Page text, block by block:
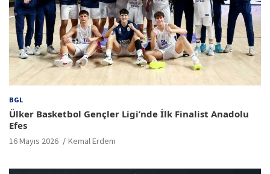
BGL
Ülker Basketbol Gençler Ligi’nde İlk Finalist Anadolu
Efes
16 Mayıs 2026 Kemal Erdem